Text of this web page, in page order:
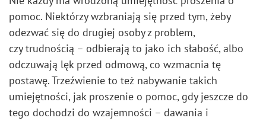
pomoc. Niektórzy wzbraniają się przed tym, żeby
odezwać się do drugiej osoby z problem,
czy trudnością – odbierają to jako ich słabość, albo
odczuwają lęk przed odmową, co wzmacnia tę
postawę. Trzeźwienie to też nabywanie takich
umiejętności, jak proszenie o pomoc, gdy jeszcze do
tego dochodzi do wzajemności – dawania i